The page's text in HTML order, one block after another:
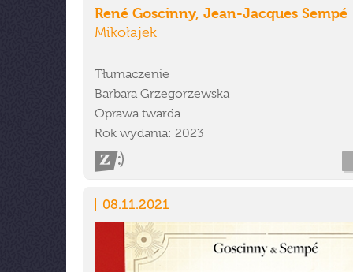
René Goscinny, Jean-Jacques Sempé
Mikołajek
Tłumaczenie
Barbara Grzegorzewska
Oprawa twarda
Rok wydania: 2023
08.11.2021